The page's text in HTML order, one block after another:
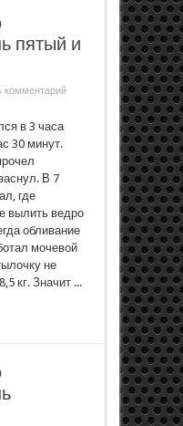
пятый и
комментарий
в 3 часа
30 минут.
В 7
где
вылить ведро
обливание
мочевой
не
кг. Значит ...